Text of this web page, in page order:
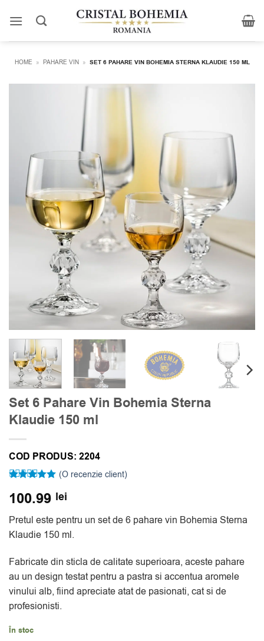
HOME » PAHARE VIN » SET 6 PAHARE VIN BOHEMIA STERNA KLAUDIE 150 ML
Set 6 Pahare Vin Bohemia Sterna
Klaudie 150 ml
COD PRODUS: 2204
5 din 5 pe
singure
(O recenzie client)
100.99 lei
Pretul este pentru un set de 6 pahare vin Bohemia Sterna
Klaudie 150 ml.
Fabricate din sticla de calitate superioara, aceste pahare
au un design testat pentru a pastra si accentua aromele
vinului alb, fiind apreciate atat de pasionati, cat si de
profesionisti.
În stoc